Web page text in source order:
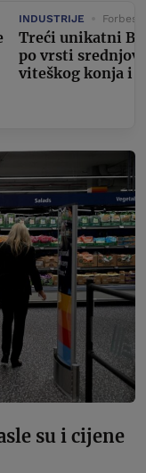
INDUSTRIJE Forbes
Treći unikatni
po vrsti
viteškog konja i
su i cijene